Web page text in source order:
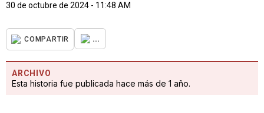
30 de octubre de 2024 - 11:48 AM
COMPARTIR ...
ARCHIVO
Esta historia fue publicada hace más de 1 año.